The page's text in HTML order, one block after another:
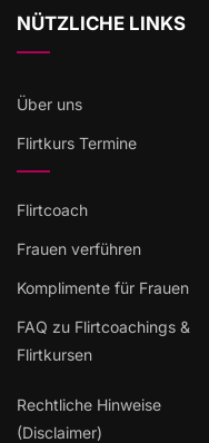
NÜTZLICHE LINKS
Über uns
Flirtkurs Termine
Flirtcoach
Frauen verführen
Komplimente für Frauen
FAQ zu Flirtcoachings &
Flirtkursen
Rechtliche Hinweise
(Disclaimer)